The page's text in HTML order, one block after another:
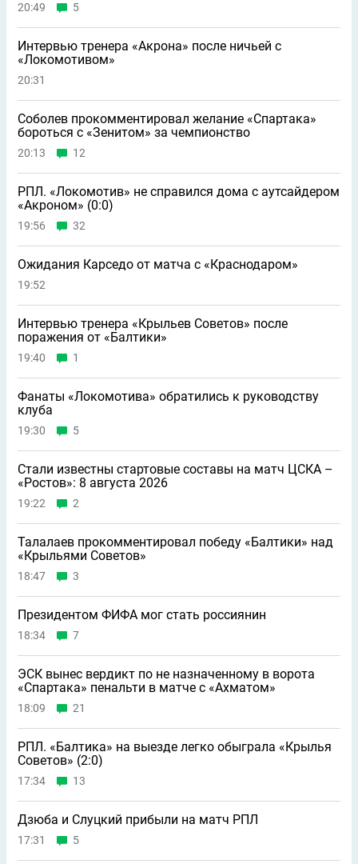
20:49 5
Интервью тренера «Акрона» после ничьей с
«Локомотивом»
20:31
Соболев прокомментировал желание «Спартака»
бороться с «Зенитом» за чемпионство
20:13 12
РПЛ. «Локомотив» не справился дома с аутсайдером
«Акроном» (0:0)
19:56 32
Ожидания Карседо от матча с «Краснодаром»
19:52
Интервью тренера «Крыльев Советов» после
поражения от «Балтики»
19:40 1
Фанаты «Локомотива» обратились к руководству
клуба
19:30 5
Стали известны стартовые составы на матч ЦСКА –
«Ростов»: 8 августа 2026
19:22 2
Талалаев прокомментировал победу «Балтики» над
«Крыльями Советов»
18:47 3
Президентом ФИФА мог стать россиянин
18:34 7
ЭСК вынес вердикт по не назначенному в ворота
«Спартака» пенальти в матче с «Ахматом»
18:09 21
РПЛ. «Балтика» на выезде легко обыграла «Крылья
Советов» (2:0)
17:34 13
Дзюба и Слуцкий прибыли на матч РПЛ
17:31 5